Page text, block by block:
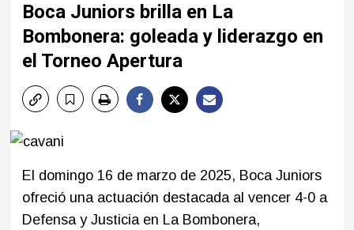
Boca Juniors brilla en La
Bombonera: goleada y liderazgo en
el Torneo Apertura
El domingo 16 de marzo de 2025, Boca Juniors
ofreció una actuación destacada al vencer 4-0 a
Defensa y Justicia en La Bombonera,